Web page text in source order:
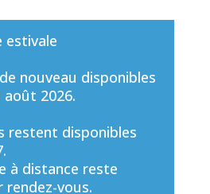
nouveau disponibles
2026.
restent disponibles
à distance reste
rendez-vous.